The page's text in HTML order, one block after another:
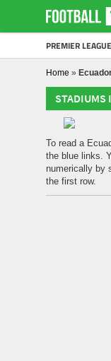
PREMIER LEAGUE
Home »
STADIUMS
To read a
the blue links.
numerically by
the first row.